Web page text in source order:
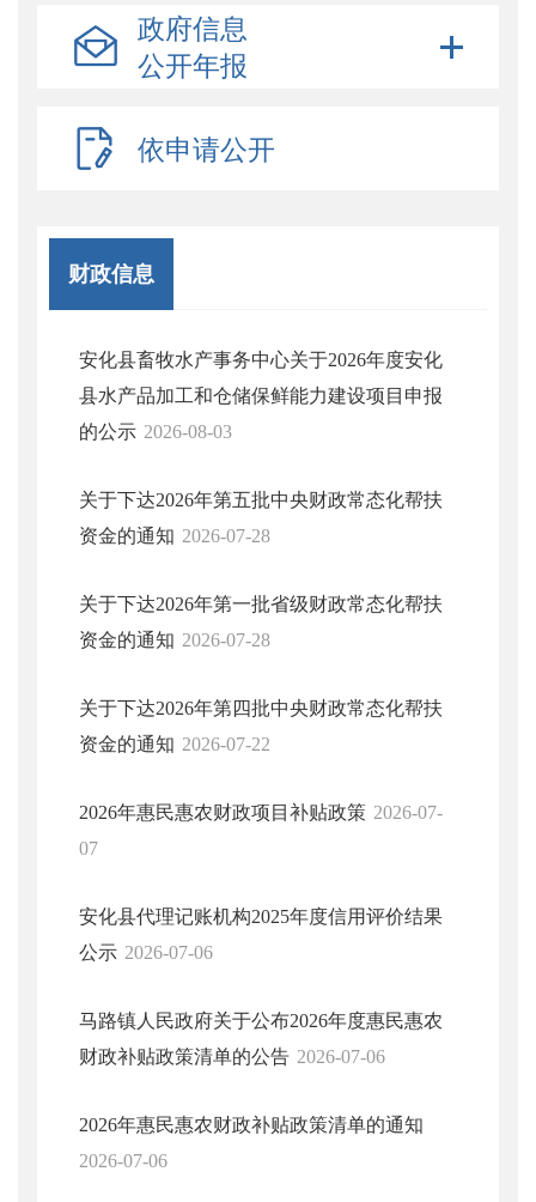
政府信息
公开年报
依申请公开
财政信息
安化县畜牧水产事务中心关于2026年度安化
县水产品加工和仓储保鲜能力建设项目申报
的公示 2026-08-03
关于下达2026年第五批中央财政常态化帮扶
资金的通知 2026-07-28
关于下达2026年第一批省级财政常态化帮扶
资金的通知 2026-07-28
关于下达2026年第四批中央财政常态化帮扶
资金的通知 2026-07-22
2026年惠民惠农财政项目补贴政策 2026-07-
07
安化县代理记账机构2025年度信用评价结果
公示 2026-07-06
马路镇人民政府关于公布2026年度惠民惠农
财政补贴政策清单的公告 2026-07-06
2026年惠民惠农财政补贴政策清单的通知
2026-07-06